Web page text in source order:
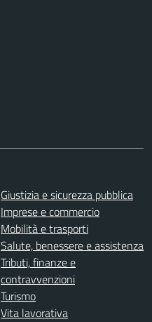
Giustizia e sicurezza pubblica
Imprese e commercio
Mobilità e trasporti
Salute, benessere e assistenza
Tributi, finanze e
contravvenzioni
Turismo
Vita lavorativa